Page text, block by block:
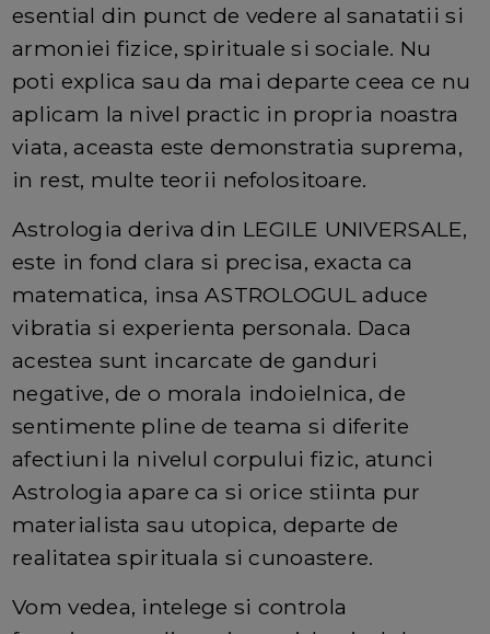
esential din punct de vedere al sanatatii si
armoniei fizice, spirituale si sociale. Nu
poti explica sau da mai departe ceea ce nu
aplicam la nivel practic in propria noastra
viata, aceasta este demonstratia suprema,
in rest, multe teorii nefolositoare.
Astrologia deriva din LEGILE UNIVERSALE,
este in fond clara si precisa, exacta ca
matematica, insa ASTROLOGUL aduce
vibratia si experienta personala. Daca
acestea sunt incarcate de ganduri
negative, de o morala indoielnica, de
sentimente pline de teama si diferite
afectiuni la nivelul corpului fizic, atunci
Astrologia apare ca si orice stiinta pur
materialista sau utopica, departe de
realitatea spirituala si cunoastere.
Vom vedea, intelege si controla